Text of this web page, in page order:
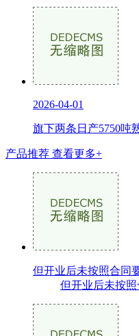
2026-04-01
旗下两条日产5750吨
产品推荐 查看更多+
但开业后未按照合同
但开业后未按